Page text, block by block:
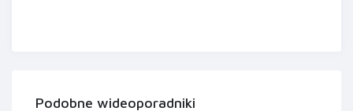
Podobne wideoporadniki